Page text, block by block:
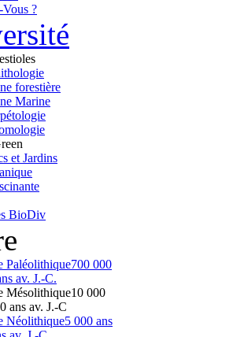
?
forestière
Marine
et Jardins
BioDiv
Paléolithique700 000
av. J.-C.
Mésolithique10 000
ans av. J.-C
Néolithique5 000 ans